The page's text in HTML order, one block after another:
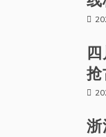
抢
浙